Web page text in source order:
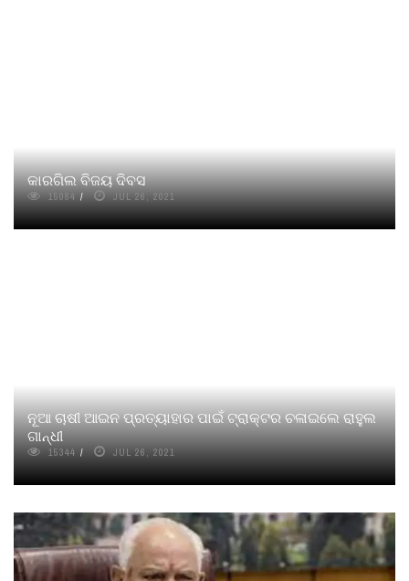
କାରଗିଲ ବିଜୟ ଦିବସ
15084 JUL 26, 2021
ନୂଆ ଚାଷୀ ଆଇନ ପ୍ରତ୍ୟାହାର ପାଇଁ ଟ୍ରାକ୍ଟର ଚଳାଇଲେ ରାହୁଲ
ଗାନ୍ଧୀ
15344 JUL 26, 2021